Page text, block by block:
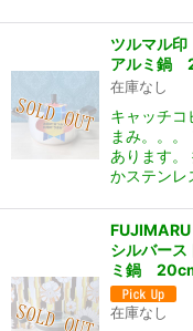
ツルマル
アルミ鍋
在庫なし
キャッチコ
まみ。。
あります。
かステン
シルバー
ミ鍋
在庫なし